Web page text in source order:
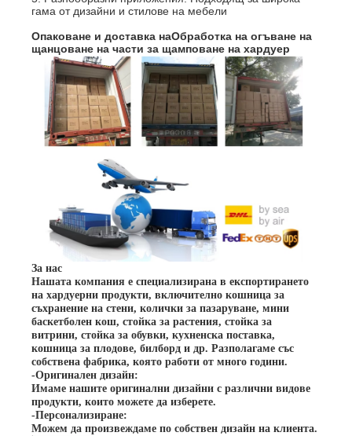
гама от дизайни и стилове на мебели
Опаковане и доставка наОбработка на огъване на
щанцоване на части за щамповане на хардуер
За нас
Нашата компания е специализирана в експортирането
на хардуерни продукти, включително кошница за
съхранение на стени, колички за пазаруване, мини
баскетболен кош, стойка за растения, стойка за
витрини, стойка за обувки, кухненска поставка,
кошница за плодове, билборд и др. Разполагаме със
собствена фабрика, която работи от много години.
-Оригинален дизайн:
Имаме нашите оригинални дизайни с различни видове
продукти, които можете да изберете.
-Персонализиране:
Можем да произвеждаме по собствен дизайн на клиента.